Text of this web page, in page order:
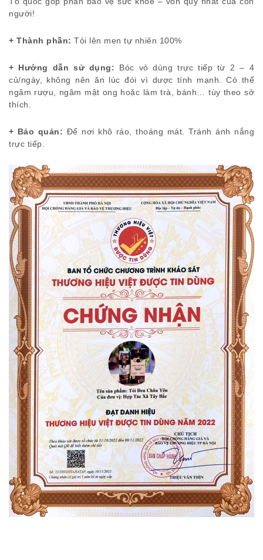
người!
+ Thành phần: Tỏi lên men tự nhiên 100%
+ Hướng dẫn sử dụng: Bóc vỏ dùng trực tiếp từ 2 – 4
củ/ngày, không nên ăn lúc đói vì dược tính mạnh. Có thể
ngâm rượu, ngâm mật ong hoặc làm trà, bánh… tùy theo sở
thích.
+ Bảo quản: Để nơi khô ráo, thoáng mát. Tránh ánh nắng
trực tiếp.